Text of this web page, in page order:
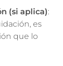
(si aplica):
es
que lo